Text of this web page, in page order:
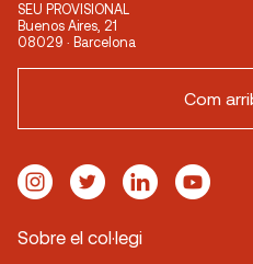
SEU PROVISIONAL
Buenos Aires, 21
08029 · Barcelona
Com
Sobre el col·legi